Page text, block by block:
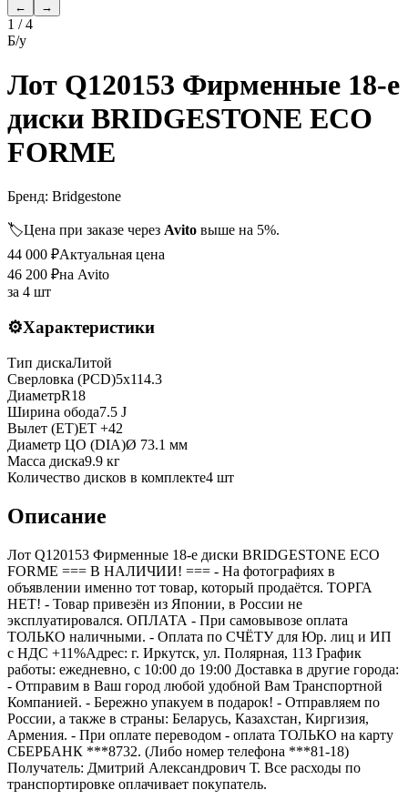
←
→
1 /4
Б/у
Лот Q120153 Фирменные 18-е
диски BRIDGESTONE ECO
FORME
Бренд: Bridgestone
🏷️Цена при заказе через Avito выше на 5%.
44 000 ₽Актуальная цена
46 200 ₽на Avito
за 4 шт
⚙️Характеристики
Тип дискаЛитой
Сверловка (PCD)5x114.3
ДиаметрR18
Ширина обода7.5 J
Вылет (ET)ET +42
Диаметр ЦО (DIA)Ø 73.1 мм
Масса диска9.9 кг
Количество дисков в комплекте4 шт
Описание
Лот Q120153 Фирменные 18-е диски BRIDGESTONE ECO
FORME === B НАЛИЧИИ! === - На фотографиях в
объявлении именно тот товар, который продаётся. ТОРГА
НЕТ! - Товар привезён из Японии, в России не
эксплуатировался. ОПЛАТА - При самовывозе оплата
ТОЛЬКО наличными. - Оплата по СЧЁТУ для Юр. лиц и ИП
с НДС +11%Адрес: г. Иркутск, ул. Полярная, 113 График
работы: ежедневно, с 10:00 до 19:00 Доставка в другие города:
- Отправим в Ваш город любой удобной Вам Транспортной
Компанией. - Бережно упакуем в подарок! - Отправляем по
России, а также в страны: Беларусь, Казахстан, Киргизия,
Армения. - При оплате переводом - оплата ТОЛЬКО на карту
СБЕРБАНК ***8732. (Либо номер телефона ***81-18)
Получатель: Дмитрий Александрович Т. Все расходы по
транспортировке оплачивает покупатель.